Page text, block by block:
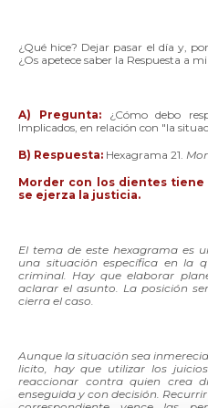
¿Qué hice? Dejar pasar el día y,
¿Os apetece saber la Respuesta a
A) Pregunta:¿Cómo debo
Implicados, en relación con "la
B) Respuesta: Hexagrama 21.
Morder con los dientes tiene
se ejerza la justicia.
El tema de este hexagrama es
una situación específica en la
criminal. Hay que elaborar
aclarar el asunto. La posición
cierra el caso.
Aunque la situación sea
licito, hay que utilizar los
reaccionar contra quien crea
enseguida y con decisión.